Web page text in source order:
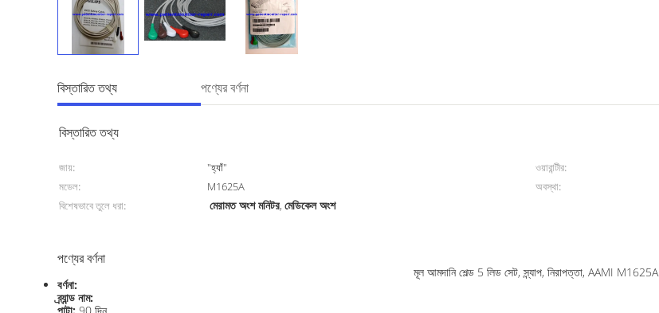
বিস্তারিত তথ্য পণ্যের বর্ণনা
বিস্তারিত তথ্য
জায়: "হ্যাঁ" ওয়ারান্টীর:
মডেল:
M1625A অবস্থা:
বিশেষভাবে তুলে ধরা:
মেরামত অংশ মনিটর,মেডিকেল অংশ
পণ্যের বর্ণনা
মূল আমদানি শেল্ড 5 লিড সেট, স্ন্যাপ, নিরাপত্তা, AAMI M1625A
বর্ণনা:
ব্র্যান্ড নাম: